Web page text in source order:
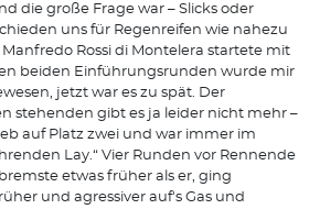
die große Frage war – Slicks oder
uns für Regenreifen wie nahezu
Rossi di Montelera startete mit
beiden Einführungsrunden wurde mir
jetzt war es zu spät. Der
stehenden gibt es ja leider nicht mehr –
auf Platz zwei und war immer im
Lay.“ Vier Runden vor Rennende
bremste etwas früher als er, ging
und agressiver auf's Gas und